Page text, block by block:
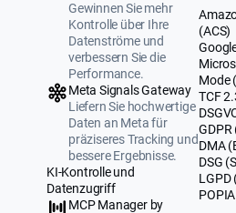
Gewinnen Sie mehr
Kontrolle über Ihre
Datenströme und
verbessern Sie die
Performance.
Meta Signals Gateway
Liefern Sie hochwertige
Daten an Meta für
präziseres Tracking und
bessere Ergebnisse.
KI-Kontrolle und
Datenzugriff
MCP Manager by
(ACS)
Mode
TCF
GDPR
DMA
DSG
LGPD